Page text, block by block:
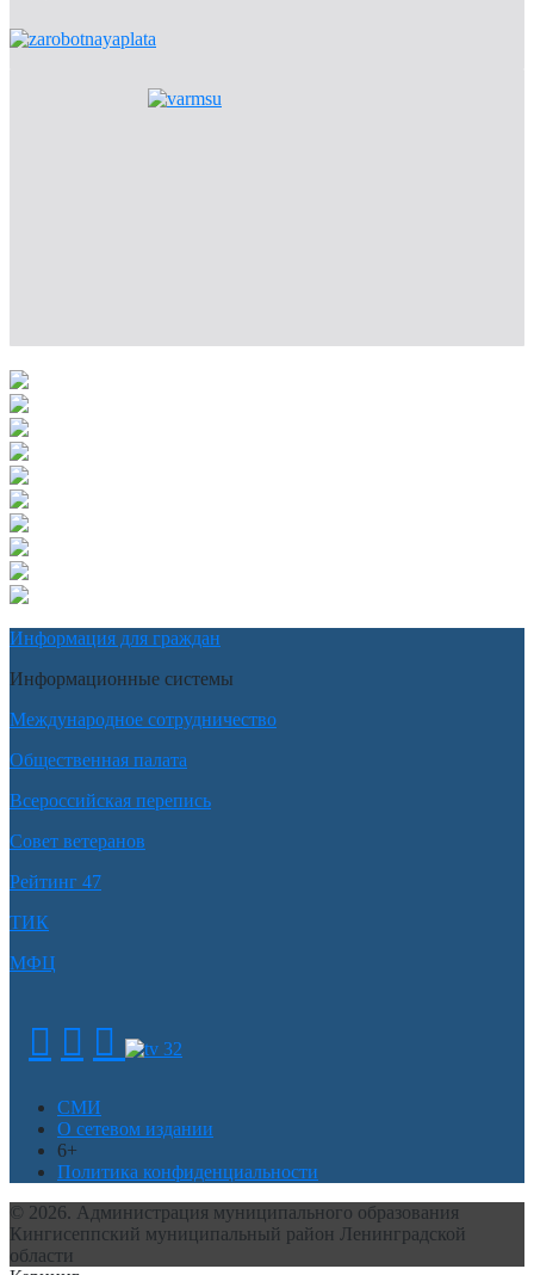
Информация для граждан
Информационные системы
Международное сотрудничество
Общественная палата
Всероссийская перепись
Совет ветеранов
Рейтинг 47
ТИК
МФЦ
СМИ
О сетевом издании
6+
Политика конфиденциальности
© 2026. Администрация муниципального образования
Кингисеппский муниципальный район Ленинградской
области